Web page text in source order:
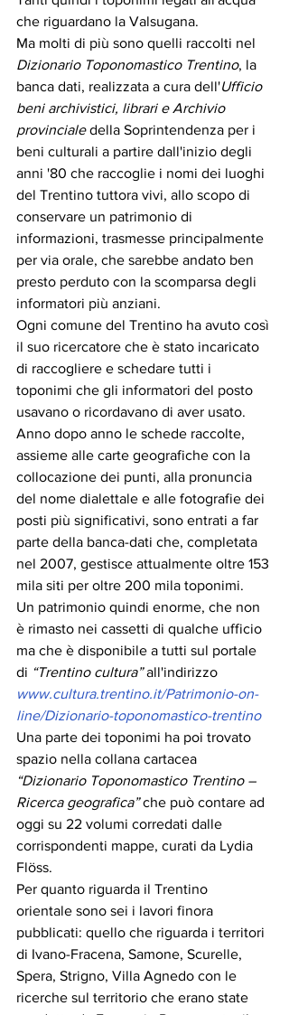
che riguardano la Valsugana.
Ma molti di più sono quelli raccolti nel
Dizionario Toponomastico Trentino, la
banca dati, realizzata a cura dell'Ufficio
beni archivistici, librari e Archivio
provinciale della Soprintendenza per i
beni culturali a partire dall'inizio degli
anni '80 che raccoglie i nomi dei luoghi
del Trentino tuttora vivi, allo scopo di
conservare un patrimonio di
informazioni, trasmesse principalmente
per via orale, che sarebbe andato ben
presto perduto con la scomparsa degli
informatori più anziani.
Ogni comune del Trentino ha avuto così
il suo ricercatore che è stato incaricato
di raccogliere e schedare tutti i
toponimi che gli informatori del posto
usavano o ricordavano di aver usato.
Anno dopo anno le schede raccolte,
assieme alle carte geografiche con la
collocazione dei punti, alla pronuncia
del nome dialettale e alle fotografie dei
posti più significativi, sono entrati a far
parte della banca-dati che, completata
nel 2007, gestisce attualmente oltre 153
mila siti per oltre 200 mila toponimi.
Un patrimonio quindi enorme, che non
è rimasto nei cassetti di qualche ufficio
ma che è disponibile a tutti sul portale
di “Trentino cultura” all'indirizzo
www.cultura.trentino.it/Patrimonio-on-
line/Dizionario-toponomastico-trentino
Una parte dei toponimi ha poi trovato
spazio nella collana cartacea
“Dizionario Toponomastico Trentino –
Ricerca geografica” che può contare ad
oggi su 22 volumi corredati dalle
corrispondenti mappe, curati da Lydia
Flöss.
Per quanto riguarda il Trentino
orientale sono sei i lavori finora
pubblicati: quello che riguarda i territori
di Ivano-Fracena, Samone, Scurelle,
Spera, Strigno, Villa Agnedo con le
ricerche sul territorio che erano state